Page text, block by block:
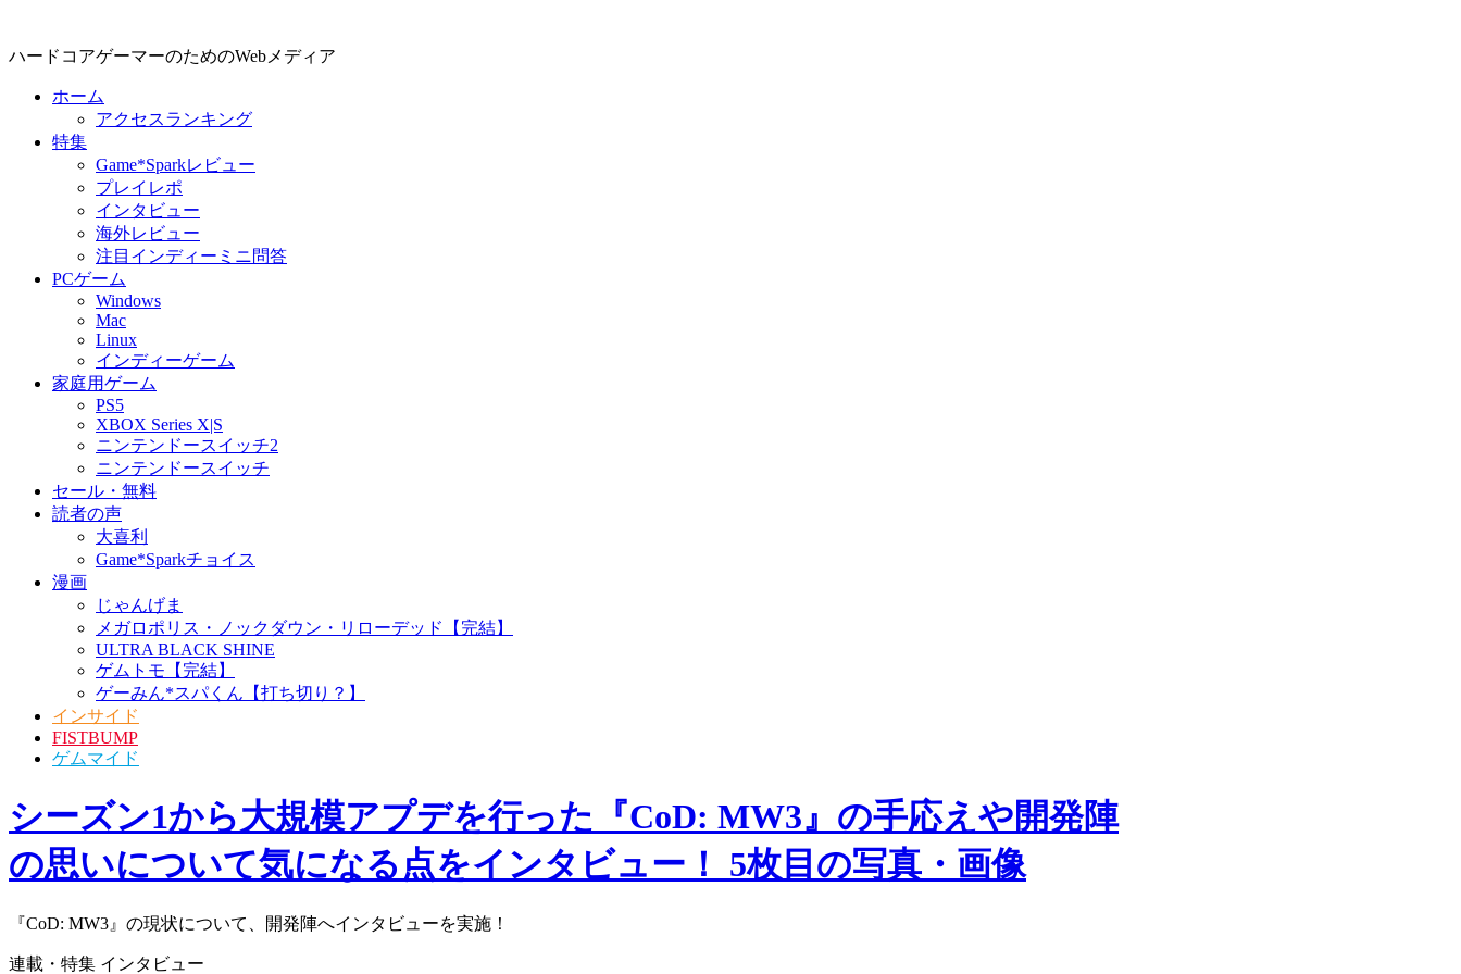
ハードコアゲーマーのためのWebメディア
ホーム
アクセスランキング
特集
Game*Sparkレビュー
プレイレポ
インタビュー
海外レビュー
注目インディーミニ問答
PCゲーム
Windows
Mac
Linux
インディーゲーム
家庭用ゲーム
PS5
XBOX Series X|S
ニンテンドースイッチ2
ニンテンドースイッチ
セール・無料
読者の声
大喜利
Game*Sparkチョイス
漫画
じゃんげま
メガロポリス・ノックダウン・リローデッド【完結】
ULTRA BLACK SHINE
ゲムトモ【完結】
インサイド
FISTBUMP
ゲムマイド
シーズン1から大規模アプデを行った『CoD: MW3』の手応えや開発陣
の思いについて気になる点をインタビュー！ 5枚目の写真・画像